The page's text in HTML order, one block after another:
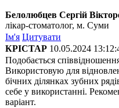
Белолюбцев Сергій
лікар-стоматолог, м. Суми
Ім'я Цитувати
КРІСТАР 10.05.2024
Подобається
Використовую для
бічних ділянках зубних
себе у використанні.
варіант.